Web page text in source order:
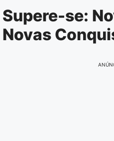
Pular
para
Supere-se:
Novas